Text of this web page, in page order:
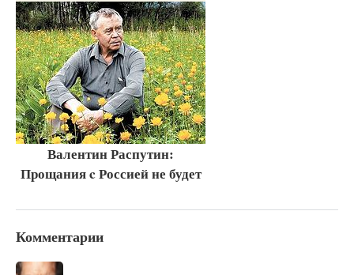
Валентин Распутин:
Прощания c Россией не будет
Комментарии